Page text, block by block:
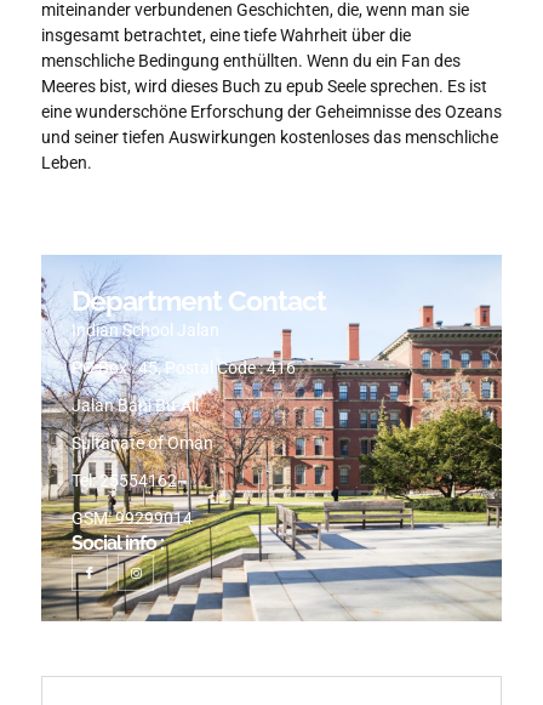
miteinander verbundenen Geschichten, die, wenn man sie
insgesamt betrachtet, eine tiefe Wahrheit über die
menschliche Bedingung enthüllten. Wenn du ein Fan des
Meeres bist, wird dieses Buch zu epub Seele sprechen. Es ist
eine wunderschöne Erforschung der Geheimnisse des Ozeans
und seiner tiefen Auswirkungen kostenloses das menschliche
Leben.
Department Contact
Indian School Jalan
PO Box : 45, Postal Code : 416
Jalan Bani Bu-Ali
Sultanate of Oman
Tel: 25554162
GSM: 99299014
Social info :
I
c
o
n
-
f
o
I
n
s
t
a
g